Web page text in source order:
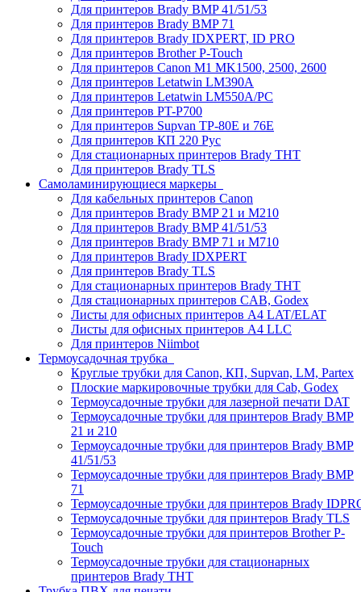
Для принтеров Brady BMP 41/51/53
Для принтеров Brady BMP 71
Для принтеров Brady IDXPERT, ID PRO
Для принтеров Brother P-Touch
Для принтеров Canon M1 MK1500, 2500, 2600
Для принтеров Letatwin LM390A
Для принтеров Letatwin LM550A/PC
Для принтеров PT-P700
Для принтеров Supvan TP-80E и 76E
Для принтеров КП 220 Рус
Для стационарных принтеров Brady THT
Для принтеров Brady TLS
Самоламинирующиеся маркеры
Для кабельных принтеров Canon
Для принтеров Brady BMP 21 и M210
Для принтеров Brady BMP 41/51/53
Для принтеров Brady BMP 71 и M710
Для принтеров Brady IDXPERT
Для принтеров Brady TLS
Для стационарных принтеров Brady THT
Для стационарных принтеров CAB, Godex
Листы для офисных принтеров А4 LAT/ELAT
Листы для офисных принтеров А4 LLC
Для принтеров Niimbot
Термоусадочная трубка
Круглые трубки для Canon, КП, Supvan, LM, Partex
Плоские маркировочные трубки для Cab, Godex
Термоусадочные трубки для лазерной печати DAT
Термоусадочные трубки для принтеров Brady BMP
21 и 210
Термоусадочные трубки для принтеров Brady BMP
41/51/53
Термоусадочные трубки для принтеров Brady BMP
71
Термоусадочные трубки для принтеров Brady
Термоусадочные трубки для принтеров Brady TLS
Термоусадочные трубки для принтеров Brother P-
Touch
Термоусадочные трубки для стационарных
принтеров Brady THT